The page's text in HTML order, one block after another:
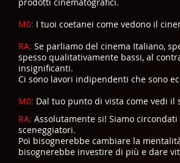
M0: I tuoi coetanei come vedono il
RA: Se parliamo del cinema Italiano,
spesso qualitativamente bassi, al
insignificanti.
Ci sono lavori indipendenti che sono
M0: Dal tuo punto di vista come vedi il
RA: Assolutamente si! Siamo
sceneggiatori.
Poi bisognerebbe cambiare la
bisognerebbe investire di più e dare